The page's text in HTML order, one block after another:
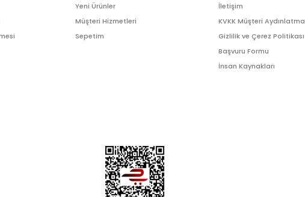
Yeni Ürünler
Müşteri Hizmetleri
Sepetim
İletişim
KVKK Müşteri Aydınlatma
Gizlilik ve Çerez Politikası
Başvuru Formu
İnsan Kaynakları